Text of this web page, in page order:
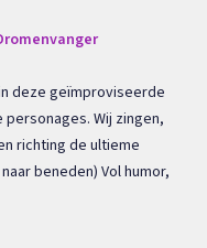
deze geïmproviseerde
Wij zingen,
richting de ultieme
beneden) Vol humor,